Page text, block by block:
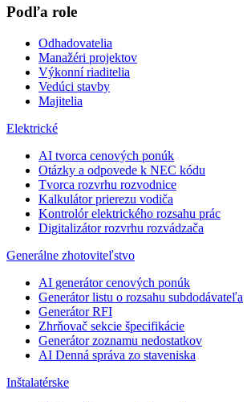
Podľa role
Odhadovatelia
Manažéri projektov
Výkonní riaditelia
Vedúci stavby
Majitelia
Elektrické
AI tvorca cenových ponúk
Otázky a odpovede k NEC kódu
Tvorca rozvrhu rozvodnice
Kalkulátor prierezu vodiča
Kontrolór elektrického rozsahu prác
Digitalizátor rozvrhu rozvádzača
Generálne zhotoviteľstvo
AI generátor cenových ponúk
Generátor listu o rozsahu subdodávateľa
Generátor RFI
Zhrňovač sekcie špecifikácie
Generátor zoznamu nedostatkov
AI Denná správa zo staveniska
Inštalatérske